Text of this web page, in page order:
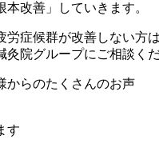
改善」していきます。
労症候群が改善しない方
院グループにご相談くだ
す